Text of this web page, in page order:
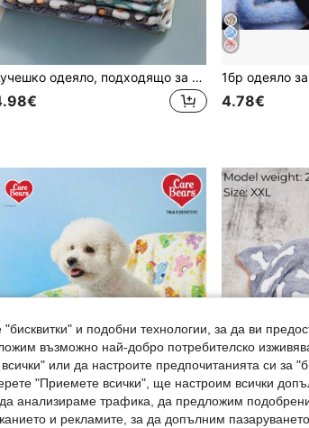
Кучешко одеяло, подходящо за кучета и котки, сладко одеяло за кучешко легло с принт с любов, меко и топло поларено одеяло за домашни любимци, тънко и универсално за всички сезони, подходящо за малки и средни кучета, различни котки и морски свинчета
4.78€
и подобни технологии, за да ви
възможно най-добро потребителско
или да настроите предпочитанията си за
"Приемете всички", ще настроим всички
да анализираме трафика, да предложим
и рекламите, за да допълним